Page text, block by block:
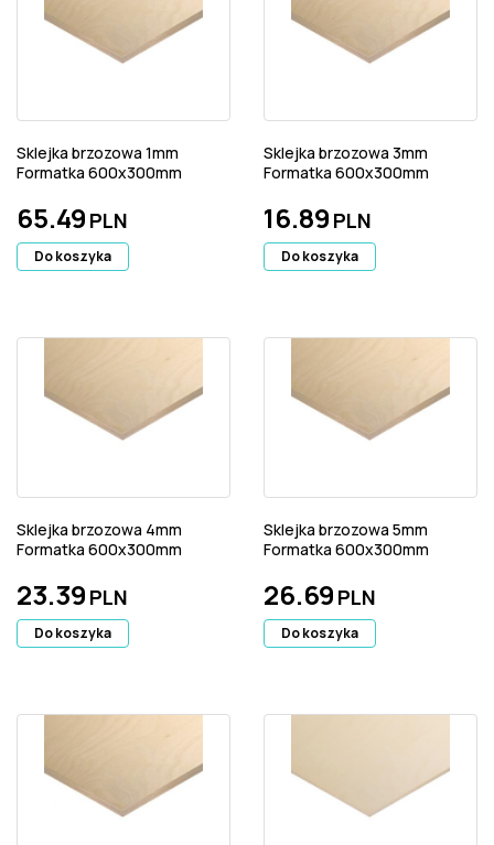
Sklejka brzozowa 1mm
Formatka 600x300mm
65.49 PLN
Do koszyka
Sklejka brzozowa 3mm
Formatka 600x300mm
16.89 PLN
Do koszyka
Sklejka brzozowa 4mm
Formatka 600x300mm
23.39 PLN
Do koszyka
Sklejka brzozowa 5mm
Formatka 600x300mm
26.69 PLN
Do koszyka